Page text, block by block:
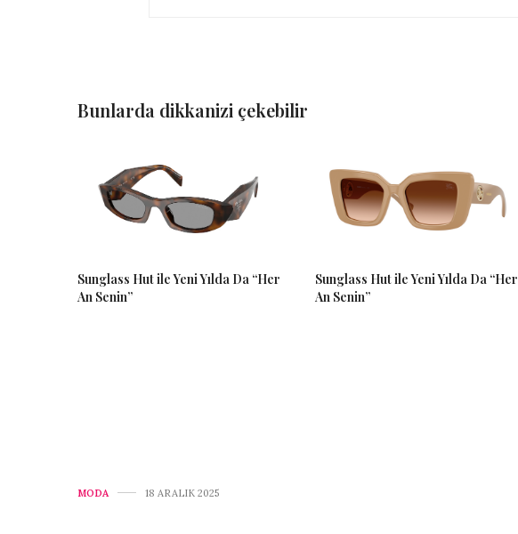
Bunlarda dikkanizi çekebilir
Sunglass Hut ile Yeni Yılda Da “Her
An Senin”
Sunglass Hut ile Yeni Yılda Da “Her
An Senin”
MODA 18 ARALIK 2025